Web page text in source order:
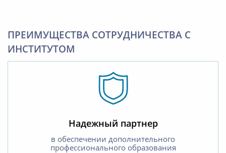
ПРЕИМУЩЕСТВА СОТРУДНИЧЕСТВА С
ИНСТИТУТОМ
Надежный партнер
в обеспечении дополнительного
профессионального образования